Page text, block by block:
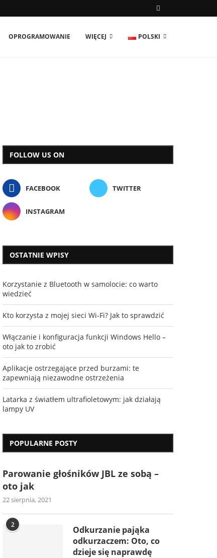
OPROGRAMOWANIE WIĘCEJ POLSKI
FOLLOW US ON
FACEBOOK TWITTER
INSTAGRAM
OSTATNIE WPISY
Korzystanie z Bluetooth w samolocie: co warto
wiedzieć
Kto korzysta z mojej sieci Wi-Fi? Jak to sprawdzić
Włączanie i konfiguracja funkcji Windows Hello –
oto jak to zrobić
Aplikacje ostrzegające przed burzami: te
zapewniają niezawodne ostrzeżenia
Latarka z światłem ultrafioletowym: jak działają
lampy UV
POPULARNE POSTY
Parowanie głośników JBL ze sobą –
oto jak
22 sierpnia, 2021
2
Odkurzanie pająka
odkurzaczem: Oto, co
dzieje się naprawdę